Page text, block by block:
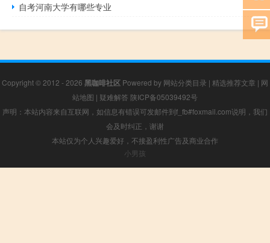
自考河南大学有哪些专业
Copyright © 2012 - 2026 黑咖啡社区 Powered by 网站分类目录 | 精选推荐文章 | 网
站地图 | 疑难解答 陕ICP备05039492号
声明：本站内容来自互联网，如信息有错误可发邮件到f_fb#foxmail.com说明，我们
会及时纠正，谢谢
本站仅为个人兴趣爱好，不接盈利性广告及商业合作
小男孩